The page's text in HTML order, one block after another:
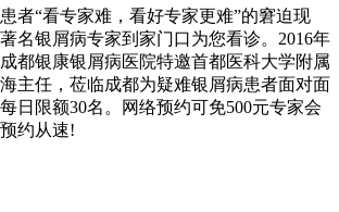
者“看专家难，看好专家更难”的窘迫现
名银屑病专家到家门口为您看诊。2016年
都银康银屑病医院特邀首都医科大学附属
主任，莅临成都为疑难银屑病患者面对面
日限额30名。网络预约可免500元专家会
约从速!